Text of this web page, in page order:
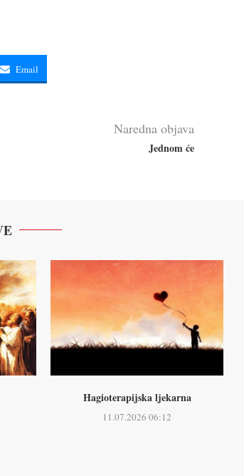
Email
Naredna objava
Jednom će
Hagioterapijska ljekarna
11.07.2026 06:12